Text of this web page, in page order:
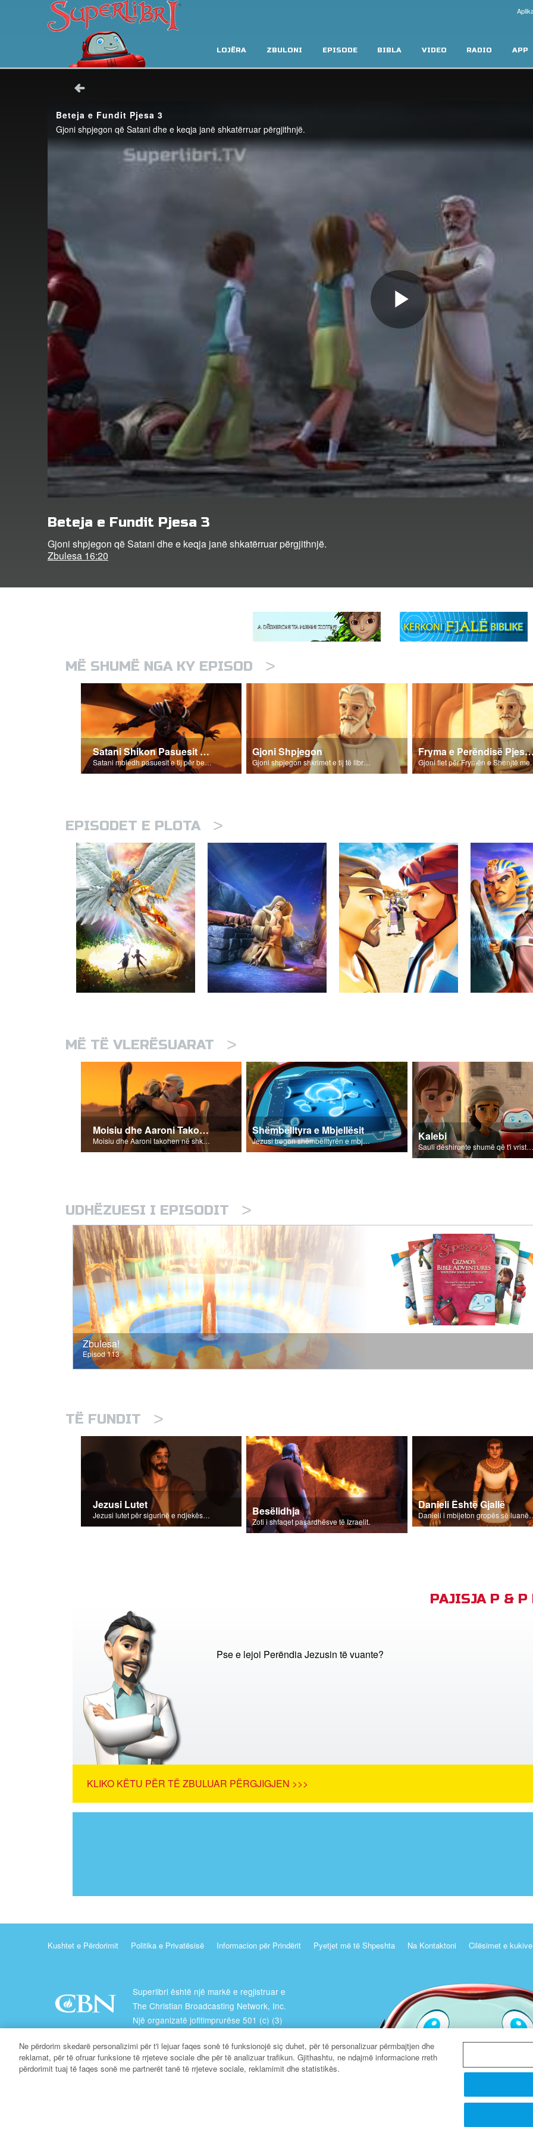
LOJËRA ZBULONI EPISODE BIBLA VIDEO RADIO APP
Beteja e Fundit Pjesa 3
Gjoni shpjegon që Satani dhe e keqja janë shkatërruar përgjithnjë.
Zbulesa 16:20
MË SHUMË NGA KY EPISOD >
Satani Shikon Pasuesit e Tij
Satani mbledh pasuesit e tij për betejën e fundit - Armagedoni!
Gjoni Shpjegon
Gjoni shpjegon shkrimet e tij të librit të Zbulesës.
Fryma e
Gjoni flet për
EPISODET E PLOTA >
MË TË VLERËSUARAT >
Moisiu dhe Aaroni Takohen
Moisiu dhe Aaroni takohen në shkretëtirë.
Shëmbëlltyra e Mbjellësit
Jezusi tregon shëmbëlltyrën e mbjellësit. Kalebi
Sauli dëshironte shumë që t'i vriste ndjekësit e Zotit.
UDHËZUESI I EPISODIT >
Zbulesa!
Episod 113
TË FUNDIT >
Jezusi Lutet
Jezusi lutet për sigurinë e ndjekësve të Tij. Besëlidhja
Zoti i shfaqet pasardhësve të Izraelit.
Danieli Është Gjallë
Danieli i
PAJISJA P & P
Pse e lejoi Perëndia Jezusin të vuante?
KLIKO KËTU PËR TË ZBULUAR PËRGJIGJEN >>>
Kushtet e Përdorimit Politika e Privatësisë Informacion për Prindërit Pyetjet më të Shpeshta Na Kontaktoni Cilësimet e kukive
Superlibri është një markë e regjistruar e
The Christian Broadcasting Network, Inc.
Një organizatë jofitimprurëse 501 (c) (3)
Të Gjitha të Drejtat e Rezervuara.
Rreth CBN
Ne përdorim skedarë personalizimi për t'i lejuar faqes sonë të funksionojë siç duhet, për të personalizuar përmbajtjen dhe
reklamat, për të ofruar funksione të rrjeteve sociale dhe për të analizuar trafikun. Gjithashtu, ne ndajmë informacione rreth
përdorimit tuaj të faqes sonë me partnerët tanë të rrjeteve sociale, reklamimit dhe statistikës.